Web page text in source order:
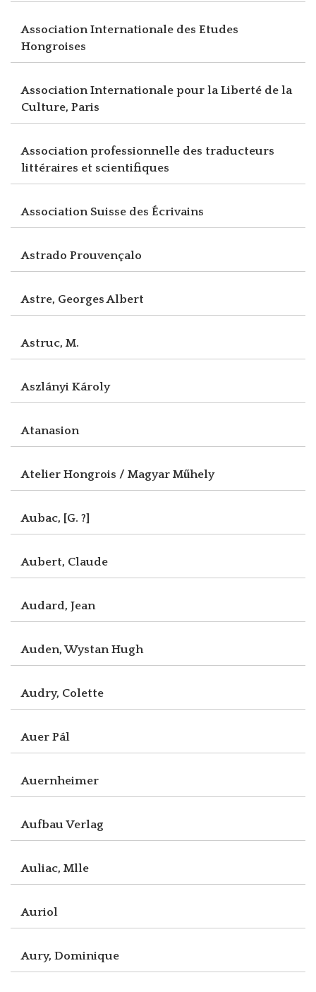
Association Internationale des Etudes
Hongroises
Association Internationale pour la Liberté de la
Culture, Paris
Association professionnelle des traducteurs
littéraires et scientifiques
Association Suisse des Écrivains
Astrado Prouvençalo
Astre, Georges Albert
Astruc, M.
Aszlányi Károly
Atanasion
Atelier Hongrois / Magyar Műhely
Aubac, [G. ?]
Aubert, Claude
Audard, Jean
Auden, Wystan Hugh
Audry, Colette
Auer Pál
Auernheimer
Aufbau Verlag
Auliac, Mlle
Auriol
Aury, Dominique